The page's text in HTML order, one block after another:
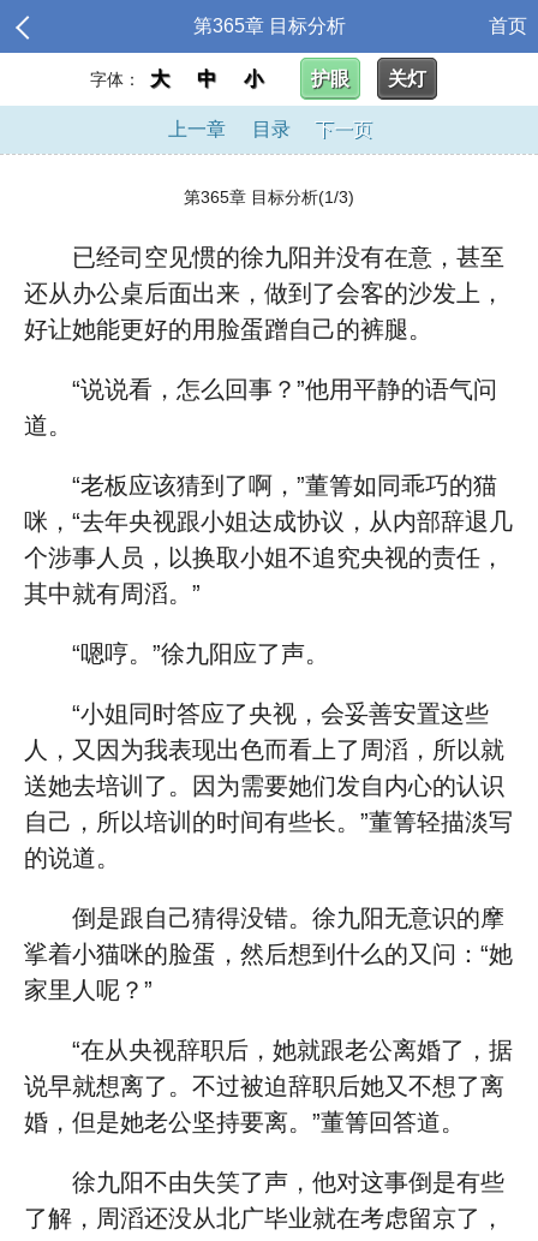
第365章 目标分析 首页
字体： 大 中 小 护眼 关灯
上一章 目录 下一页
第365章 目标分析(1/3)
已经司空见惯的徐九阳并没有在意，甚至
还从办公桌后面出来，做到了会客的沙发上，
好让她能更好的用脸蛋蹭自己的裤腿。
“说说看，怎么回事？”他用平静的语气问
道。
“老板应该猜到了啊，”董箐如同乖巧的猫
咪，“去年央视跟小姐达成协议，从内部辞退几
个涉事人员，以换取小姐不追究央视的责任，
其中就有周滔。”
“嗯哼。”徐九阳应了声。
“小姐同时答应了央视，会妥善安置这些
人，又因为我表现出色而看上了周滔，所以就
送她去培训了。因为需要她们发自内心的认识
自己，所以培训的时间有些长。”董箐轻描淡写
的说道。
倒是跟自己猜得没错。徐九阳无意识的摩
挲着小猫咪的脸蛋，然后想到什么的又问：“她
家里人呢？”
“在从央视辞职后，她就跟老公离婚了，据
说早就想离了。不过被迫辞职后她又不想了离
婚，但是她老公坚持要离。”董箐回答道。
徐九阳不由失笑了声，他对这事倒是有些
了解，周滔还没从北广毕业就在考虑留京了，